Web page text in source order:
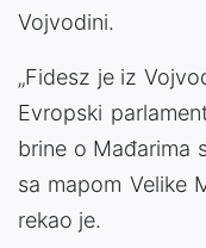
Vojvodini.
„Fidesz je iz
Evropski
brine o Mađarima
sa mapom Velike
rekao je.